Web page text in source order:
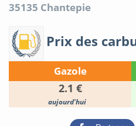
35135 Chantepie
Prix des
Gazole
2.1 €
aujourd'hui